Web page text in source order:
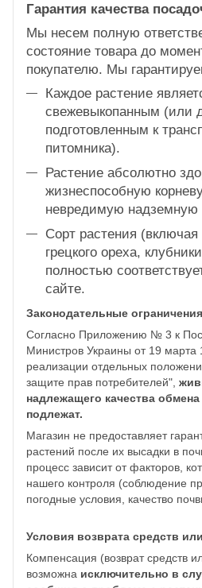
Гарантия качества
Мы несем полную
состояние товара до
покупателю. Мы
Каждое растение
свежевыкопанным (или
подготовленным к
питомника).
Растение абсолютно
жизнеспособную
невредимую надземную
Сорт растения
грецкого ореха,
полностью
сайте.
Законодательные
Согласно Приложению № 3 к
Министров Украины от 19
реализации отдельных
защите прав потребителей",
надлежащего качества
подлежат.
Магазин не предоставляет
растений после их высадки в
процесс зависит от факторов,
нашего контроля (соблюдение
погодные условия, качество
Условия возврата средств
Компенсация (возврат средств
возможна исключительно в